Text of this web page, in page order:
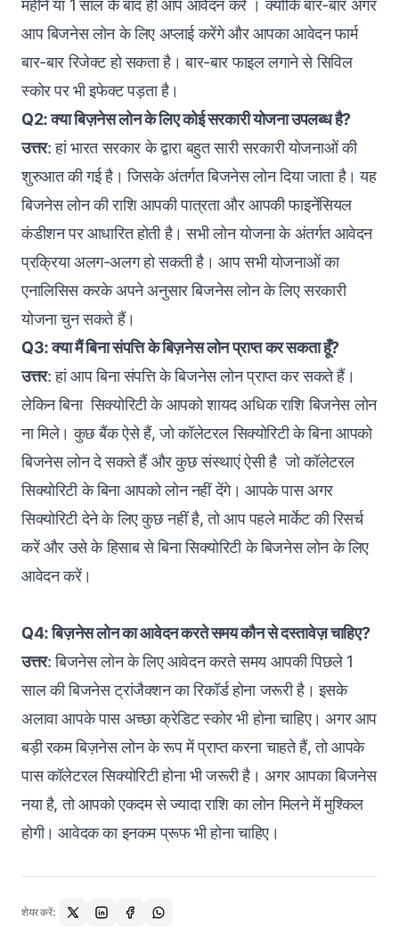
महीने या 1 साल के बाद ही आप आवेदन करें । क्योंकि बार-बार अगर
आप बिजनेस लोन के लिए अप्लाई करेंगे और आपका आवेदन फार्म
बार-बार रिजेक्ट हो सकता है। बार-बार फाइल लगाने से सिविल
स्कोर पर भी इफेक्ट पड़ता है।
Q2: क्या बिज़नेस लोन के लिए कोई सरकारी योजना उपलब्ध है?
उत्तर: हां भारत सरकार के द्वारा बहुत सारी सरकारी योजनाओं की
शुरुआत की गई है। जिसके अंतर्गत बिजनेस लोन दिया जाता है। यह
बिजनेस लोन की राशि आपकी पात्रता और आपकी फाइनेंसियल
कंडीशन पर आधारित होती है। सभी लोन योजना के अंतर्गत आवेदन
प्रक्रिया अलग-अलग हो सकती है। आप सभी योजनाओं का
एनालिसिस करके अपने अनुसार बिजनेस लोन के लिए सरकारी
योजना चुन सकते हैं।
Q3: क्या मैं बिना संपत्ति के बिज़नेस लोन प्राप्त कर सकता हूँ?
उत्तर: हां आप बिना संपत्ति के बिजनेस लोन प्राप्त कर सकते हैं।
लेकिन बिना सिक्योरिटी के आपको शायद अधिक राशि बिजनेस लोन
ना मिले। कुछ बैंक ऐसे हैं, जो कॉलेटरल सिक्योरिटी के बिना आपको
बिजनेस लोन दे सकते हैं और कुछ संस्थाएं ऐसी है जो कॉलेटरल
सिक्योरिटी के बिना आपको लोन नहीं देंगे। आपके पास अगर
सिक्योरिटी देने के लिए कुछ नहीं है, तो आप पहले मार्केट की रिसर्च
करें और उसे के हिसाब से बिना सिक्योरिटी के बिजनेस लोन के लिए
आवेदन करें।
Q4: बिज़नेस लोन का आवेदन करते समय कौन से दस्तावेज़ चाहिए?
उत्तर: बिजनेस लोन के लिए आवेदन करते समय आपकी पिछले 1
साल की बिजनेस ट्रांजैक्शन का रिकॉर्ड होना जरूरी है। इसके
अलावा आपके पास अच्छा क्रेडिट स्कोर भी होना चाहिए। अगर आप
बड़ी रकम बिज़नेस लोन के रूप में प्राप्त करना चाहते हैं, तो आपके
पास कॉलेटरल सिक्योरिटी होना भी जरूरी है। अगर आपका बिजनेस
नया है, तो आपको एकदम से ज्यादा राशि का लोन मिलने में मुश्किल
होगी। आवेदक का इनकम प्रूफ भी होना चाहिए।
शेयर करें: